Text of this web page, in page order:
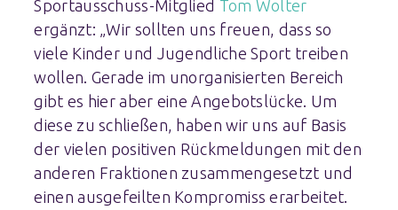
Sportausschuss-Mitglied Tom Wolter
ergänzt: „Wir sollten uns freuen, dass so
viele Kinder und Jugendliche Sport treiben
wollen. Gerade im unorganisierten Bereich
gibt es hier aber eine Angebotslücke. Um
diese zu schließen, haben wir uns auf Basis
der vielen positiven Rückmeldungen mit den
anderen Fraktionen zusammengesetzt und
einen ausgefeilten Kompromiss erarbeitet.